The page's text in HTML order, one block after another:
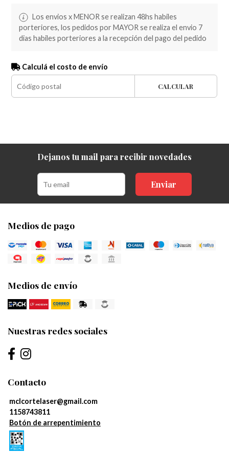
Los envios x MENOR se realizan 48hs habiles
porteriores, los pedidos por MAYOR se realiza el envio 7
dias habiles porteriores a la recepción del pago del pedido
Calculá el costo de envío
CALCULAR
Dejanos tu mail para recibir novedades
Enviar
Medios de pago
Medios de envío
Nuestras redes sociales
Contacto
mclcortelaser@gmail.com
1158743811
Botón de arrepentimiento